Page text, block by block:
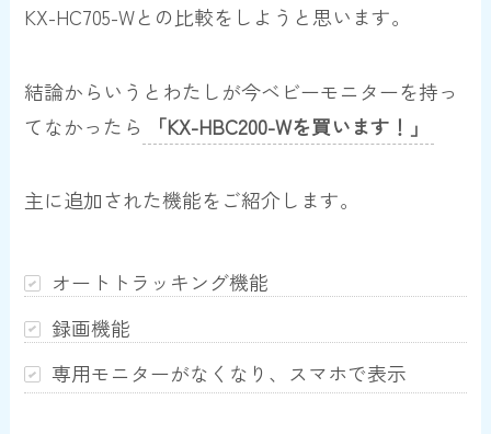
KX-HC705-Wとの比較をしようと思います。
結論からいうとわたしが今ベビーモニターを持っ
てなかったら
「KX-HBC200-Wを買います！」
主に追加された機能をご紹介します。
オートトラッキング機能
録画機能
専用モニターがなくなり、スマホで表示